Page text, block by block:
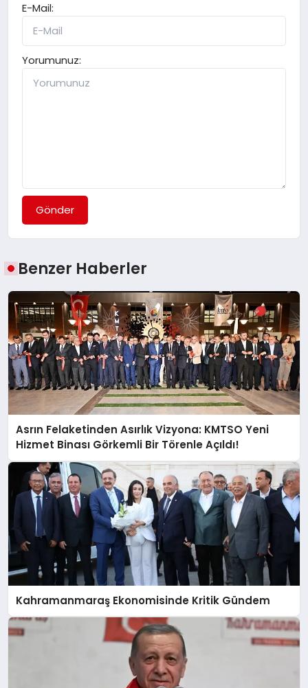
E-Mail:
Yorumunuz:
Gönder
Benzer Haberler
Asrın Felaketinden Asırlık Vizyona: KMTSO Yeni
Hizmet Binası Görkemli Bir Törenle Açıldı!
Kahramanmaraş Ekonomisinde Kritik Gündem